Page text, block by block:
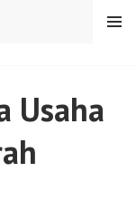
MENU
Usaha